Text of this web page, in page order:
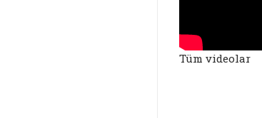
Tüm videolar